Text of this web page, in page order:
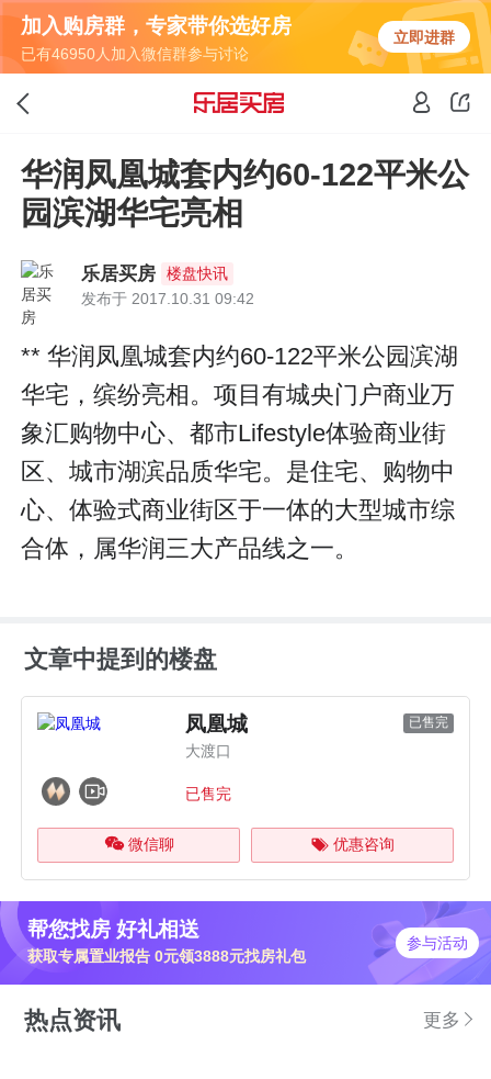
加入购房群，专家带你选好房
已有46950人加入微信群参与讨论
立即进群
华润凤凰城套内约60-122平米公
园滨湖华宅亮相
乐居买房
楼盘快讯
发布于 2017.10.31 09:42
** 华润凤凰城套内约60-122平米公园滨湖
华宅，缤纷亮相。项目有城央门户商业万
象汇购物中心、都市Lifestyle体验商业街
区、城市湖滨品质华宅。是住宅、购物中
心、体验式商业街区于一体的大型城市综
合体，属华润三大产品线之一。
文章中提到的楼盘
凤凰城 已售完
大渡口
已售完
微信聊 优惠咨询
帮您找房 好礼相送
获取专属置业报告 0元领3888元找房礼包
参与活动
热点资讯 更多